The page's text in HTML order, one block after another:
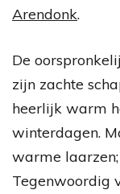
Arendonk.
De
zijn zachte
heerlijk warm
winterdagen.
warme
Tegenwoordig